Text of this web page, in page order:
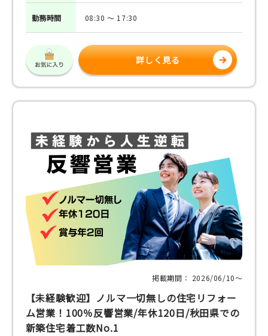
勤務時間 08:30 ～ 17:30
詳しく見る
掲載期間： 2026/06/10〜
【未経験歓迎】ノルマ一切無しの住宅リフォー
ム営業！100％反響営業/年休120日/秋田県での
新築住宅着工数No.1